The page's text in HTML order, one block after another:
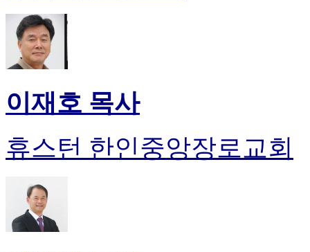
이재호 목사
휴스턴 한인중앙장로교회